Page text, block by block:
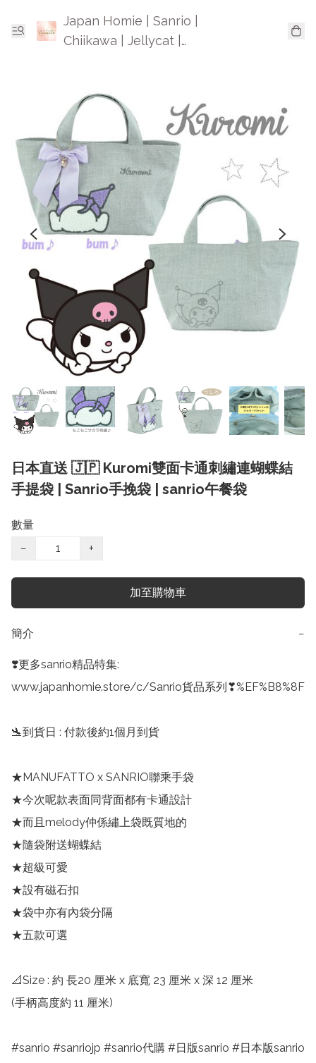
Japan Homie | Sanrio |
Chiikawa | Jellycat |
日本直送 🇯🇵 Kuromi雙面卡通刺繡連蝴蝶結
手提袋 | Sanrio手挽袋 | sanrio午餐袋
數量
−
+
加至購物車
簡介 −
❣️更多sanrio精品特集:
www.japanhomie.store/c/Sanrio貨品系列❣%EF%B8%8F
🛬到貨日 : 付款後約1個月到貨
★MANUFATTO x SANRIO聯乘手袋
★今次呢款表面同背面都有卡通設計
★而且melody仲係繡上袋既質地的
★隨袋附送蝴蝶結
★超級可愛
★設有磁石扣
★袋中亦有內袋分隔
★五款可選
📐Size : 約 長20 厘米 x 底寬 23 厘米 x 深 12 厘米
(手柄高度約 11 厘米)
#sanrio #sanriojp #sanrio代購 #日版sanrio #日本版sanrio